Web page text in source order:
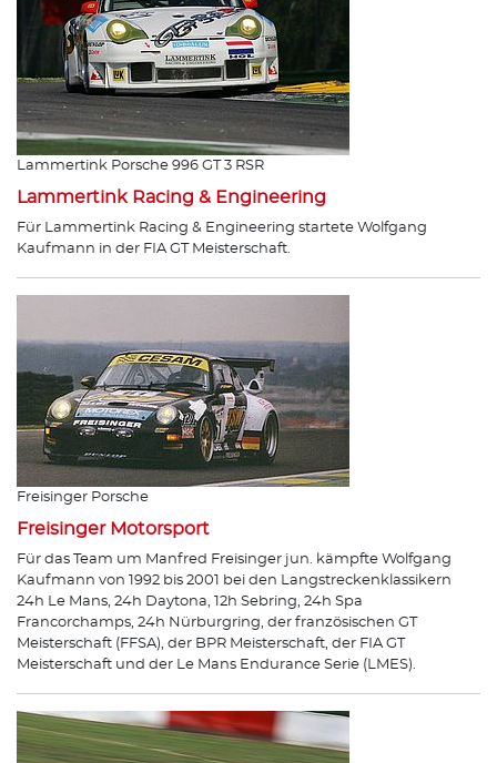
Lammertink Porsche 996 GT 3 RSR
Lammertink Racing & Engineering
Für Lammertink Racing & Engineering startete Wolfgang
Kaufmann in der FIA GT Meisterschaft.
Freisinger Porsche
Freisinger Motorsport
Für das Team um Manfred Freisinger jun. kämpfte Wolfgang
Kaufmann von 1992 bis 2001 bei den Langstreckenklassikern
24h Le Mans, 24h Daytona, 12h Sebring, 24h Spa
Francorchamps, 24h Nürburgring, der französischen GT
Meisterschaft (FFSA), der BPR Meisterschaft, der FIA GT
Meisterschaft und der Le Mans Endurance Serie (LMES).